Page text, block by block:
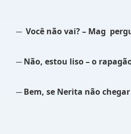
─ Você não vai? – Mag
─ Não, estou liso – o
─ Bem, se Nerita não